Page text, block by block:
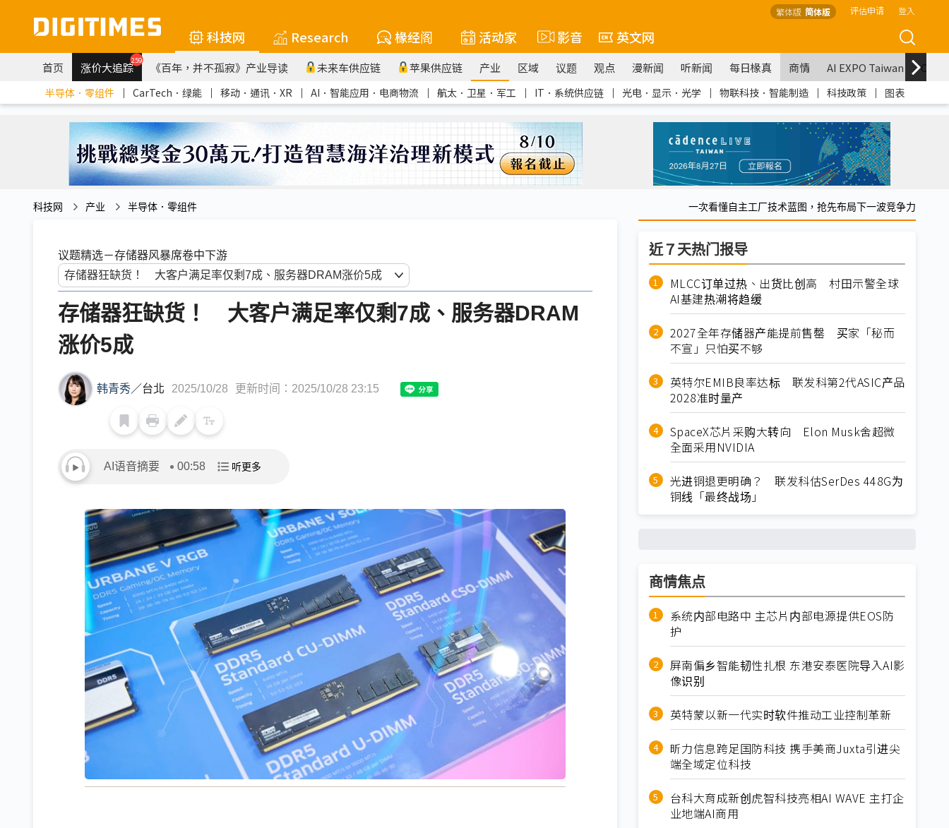
繁体版 简体版 评估申请 登入
科技网 Research 椽经阁 活动家 影音 英文网
首页 涨价大追踪259 《百年，并不孤寂》产业导读 未来车供应链 苹果供应链 产业 区域 议题 观点 漫新闻 听新闻 每日椽真 商情 AI EXPO Taiwan
半导体．零组件 ｜ CarTech．绿能 ｜ 移动．通讯．XR ｜ AI．智能应用．电商物流 ｜ 航太．卫星．军工 ｜ IT．系统供应链 ｜ 光电．显示．光学 ｜ 物联科技．智能制造 ｜ 科技政策 ｜ 图表
科技网 产业 半导体．零组件 一次看懂自主工厂技术蓝图，抢先布局下一波竞争力
议题精选－存储器风暴席卷中下游
存储器狂缺货！ 大客户满足率仅剩7成、服务器DRAM
涨价5成
韩青秀／台北 2025/10/28 更新时间：2025/10/28 23:15
AI语音摘要 00:58 听更多
近７天热门报导
MLCC订单过热、出货比创高 村田示警全球
AI基建热潮将趋缓
2027全年存储器产能提前售罄 买家「秘而
不宣」只怕买不够
英特尔EMIB良率达标 联发科第2代ASIC产品
2028准时量产
SpaceX芯片采购大转向 Elon Musk舍超微
全面采用NVIDIA
光进铜退更明确？ 联发科估SerDes 448G为
铜线「最终战场」
商情焦点
系统内部电路中 主芯片内部电源提供EOS防
护
屏南偏乡智能韧性扎根 东港安泰医院导入AI影
像识别
英特蒙以新一代实时软件推动工业控制革新
昕力信息跨足国防科技 携手美商Juxta引进尖
端全域定位科技
台科大育成新创虎智科技亮相AI WAVE 主打企
业地端AI商用